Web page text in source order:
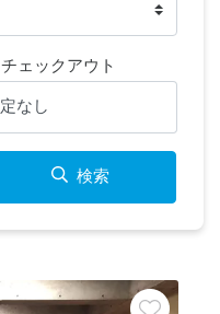
チェックアウト
検索